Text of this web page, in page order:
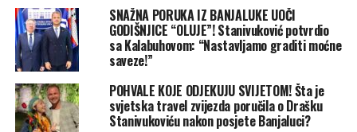
SNAŽNA PORUKA IZ BANJALUKE UOČI
GODIŠNJICE “OLUJE”! Stanivuković potvrdio
sa Kalabuhovom: “Nastavljamo graditi moćne
saveze!”
POHVALE KOJE ODJEKUJU SVIJETOM! Šta je
svjetska travel zvijezda poručila o Drašku
Stanivukoviću nakon posjete Banjaluci?